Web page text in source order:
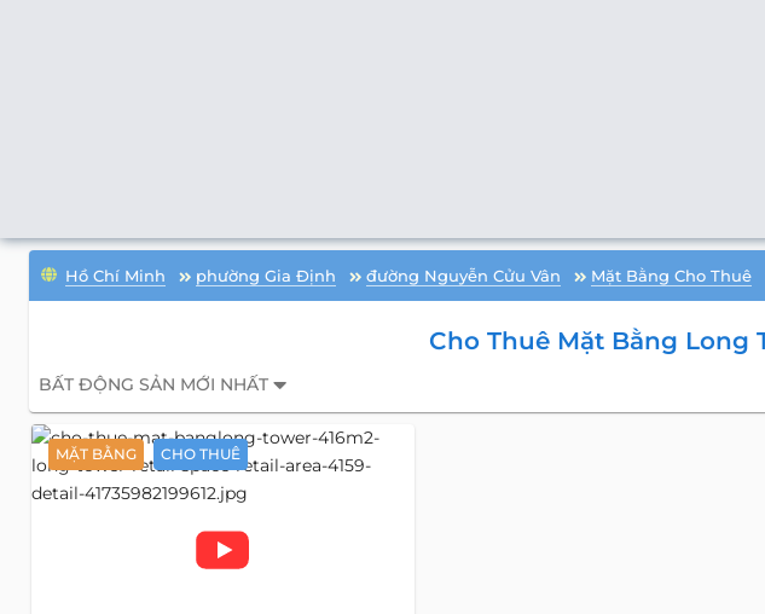
Hồ Chí Minh phường Gia Định đường Nguyễn Cửu Vân Mặt Bằng Cho Thuê
Cho Thuê Mặt Bằng Long
BẤT ĐỘNG SẢN MỚI NHẤT
MẶT BẰNG CHO THUÊ